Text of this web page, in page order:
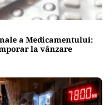
a Medicamentului:
la vânzare